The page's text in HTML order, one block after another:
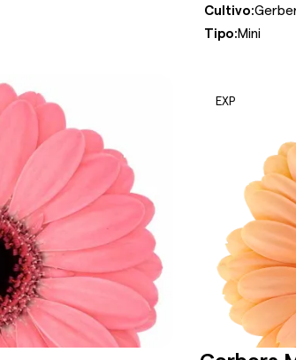
Cultivo:
Tipo:Mini
EXP